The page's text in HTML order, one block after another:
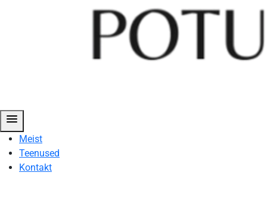
menu
Meist
Teenused
Kontakt